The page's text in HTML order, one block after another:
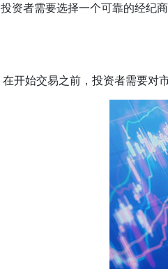
投资者需要选择一个可靠的经纪
在开始交易之前，投资者需要对